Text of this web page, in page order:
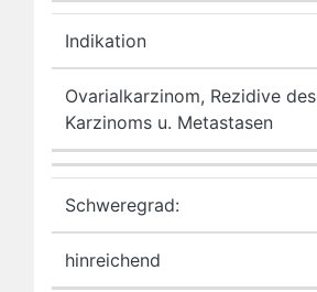
Indikation
Ovarialkarzinom, Rezidive des
Karzinoms u. Metastasen
Schweregrad:
hinreichend